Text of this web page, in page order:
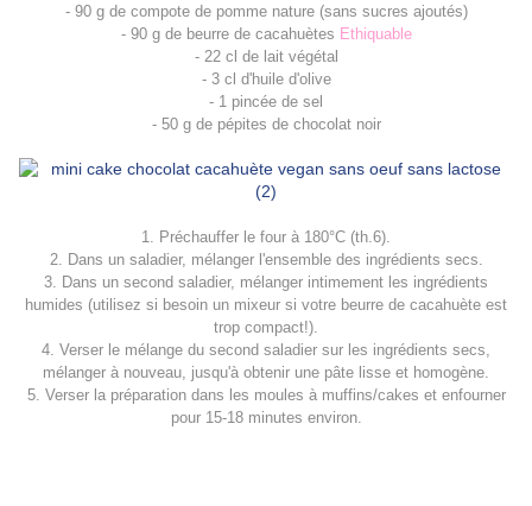
- 90 g de compote de pomme nature (sans sucres ajoutés)
- 90 g de beurre de cacahuètes Ethiquable
- 22 cl de lait végétal
- 3 cl d'huile d'olive
- 1 pincée de sel
- 50 g de pépites de chocolat noir
1. Préchauffer le four à 180°C (th.6).
2. Dans un saladier, mélanger l'ensemble des ingrédients secs.
3. Dans un second saladier, mélanger intimement les ingrédients
humides (utilisez si besoin un mixeur si votre beurre de cacahuète est
trop compact!).
4. Verser le mélange du second saladier sur les ingrédients secs,
mélanger à nouveau, jusqu'à obtenir une pâte lisse et homogène.
5. Verser la préparation dans les moules à muffins/cakes et enfourner
pour 15-18 minutes environ.